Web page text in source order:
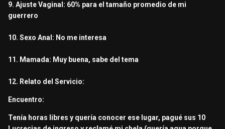
9. Ajuste Vaginal: 60% para el tamaño promedio de mi
guerrero
10. Sexo Anal: No me interesa
11. Mamada: Muy buena, sabe del tema
12. Relato del Servicio:
Encuentro:
Tenía horas libres y quería conocer ese lugar, pagué sus 10